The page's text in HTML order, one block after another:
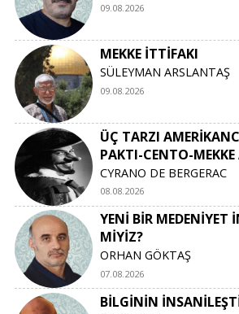
09.08.2026
MEKKE İTTİFAKI
SÜLEYMAN ARSLANTAŞ
09.08.2026
ÜÇ TARZI
PAKTI-CENTO-
CYRANO DE BERGERAC
08.08.2026
YENİ BİR MEDENİYET
MİYİZ?
ORHAN GÖKTAŞ
07.08.2026
BİLGİNİN